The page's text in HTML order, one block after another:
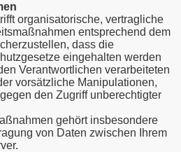
organisatorische, vertragliche
entsprechend dem
dass die
eingehalten werden
Verantwortlichen verarbeiteten
vorsätzliche Manipulationen,
den Zugriff unberechtigter
gehört insbesondere
von Daten zwischen Ihrem